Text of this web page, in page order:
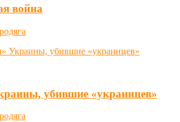
война
убившие «украинцев»